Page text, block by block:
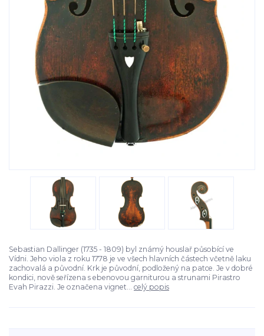
Sebastian Dallinger (1735 - 1809) byl známý houslař působící ve
Vídni. Jeho viola z roku 1778 je ve všech hlavních částech včetně laku
zachovalá a původní. Krk je původní, podložený na patce. Je v dobré
kondici, nově seřízena s ebenovou garniturou a strunami Pirastro
Evah Pirazzi. Je označena vignet... celý popis